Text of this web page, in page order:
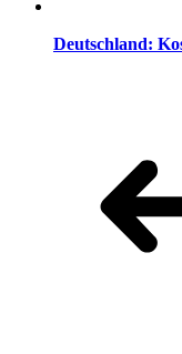
Deutschland: